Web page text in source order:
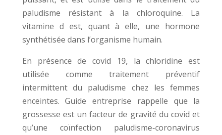
paludisme résistant à la chloroquine. La
vitamine d est, quant à elle, une hormone
synthétisée dans l’organisme humain.
En présence de covid 19, la chloridine est
utilisée comme traitement préventif
intermittent du paludisme chez les femmes
enceintes. Guide entreprise rappelle que la
grossesse est un facteur de gravité du covid et
qu’une coïnfection paludisme-coronavirus